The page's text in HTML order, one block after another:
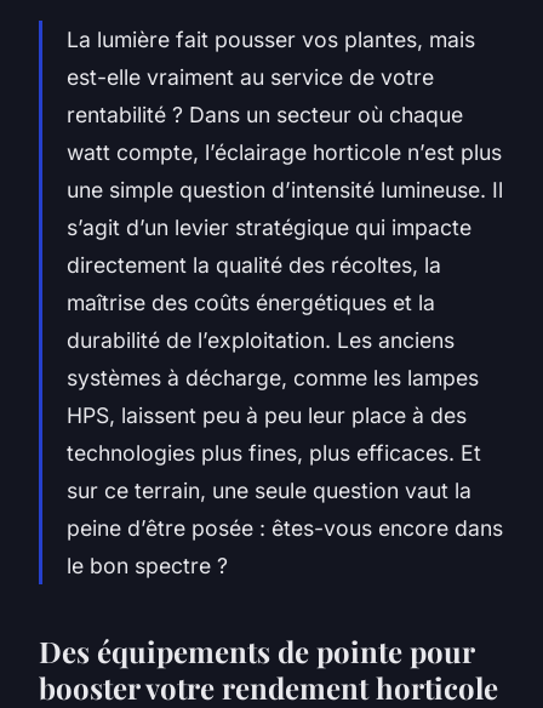
La lumière fait pousser vos plantes, mais
est-elle vraiment au service de votre
rentabilité ? Dans un secteur où chaque
watt compte, l’éclairage horticole n’est plus
une simple question d’intensité lumineuse. Il
s’agit d’un levier stratégique qui impacte
directement la qualité des récoltes, la
maîtrise des coûts énergétiques et la
durabilité de l’exploitation. Les anciens
systèmes à décharge, comme les lampes
HPS, laissent peu à peu leur place à des
technologies plus fines, plus efficaces. Et
sur ce terrain, une seule question vaut la
peine d’être posée : êtes-vous encore dans
le bon spectre ?
Des équipements de pointe pour
booster votre rendement horticole